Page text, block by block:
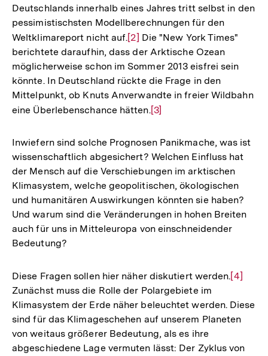
Deutschlands innerhalb eines Jahres tritt selbst in den
pessimistischsten Modellberechnungen für den
Weltklimareport nicht auf.Zur
Auflösung
der
Fußnote
[2] Die "New York Times"
berichtete daraufhin, dass der Arktische Ozean
möglicherweise schon im Sommer 2013 eisfrei sein
könnte. In Deutschland rückte die Frage in den
Mittelpunkt, ob Knuts Anverwandte in freier Wildbahn
eine Überlebenschance hätten.Zur
der
Fußnote
[3]
Inwiefern sind solche Prognosen Panikmache, was ist
wissenschaftlich abgesichert? Welchen Einfluss hat
der Mensch auf die Verschiebungen im arktischen
Klimasystem, welche geopolitischen, ökologischen
und humanitären Auswirkungen könnten sie haben?
Und warum sind die Veränderungen in hohen Breiten
auch für uns in Mitteleuropa von einschneidender
Bedeutung?
Diese Fragen sollen hier näher diskutiert werden.Zur
der
Fußnote
[4]
Zunächst muss die Rolle der Polargebiete im
Klimasystem der Erde näher beleuchtet werden. Diese
sind für das Klimageschehen auf unserem Planeten
von weitaus größerer Bedeutung, als es ihre
abgeschiedene Lage vermuten lässt: Der Zyklus von